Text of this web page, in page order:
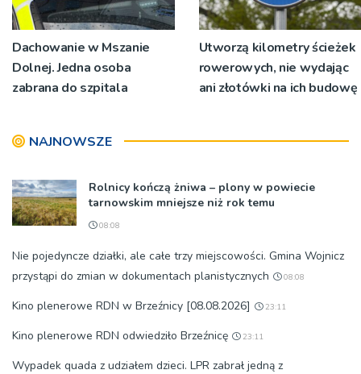
Dachowanie w Mszanie
Dolnej. Jedna osoba
zabrana do szpitala
Utworzą kilometry ścieżek
rowerowych, nie wydając
ani złotówki na ich budowę
NAJNOWSZE
Rolnicy kończą żniwa – plony w powiecie
tarnowskim mniejsze niż rok temu
08:08
Nie pojedyncze działki, ale całe trzy miejscowości. Gmina Wojnicz
przystąpi do zmian w dokumentach planistycznych
08:08
Kino plenerowe RDN w Brzeźnicy [08.08.2026] 23:11
Kino plenerowe RDN odwiedziło Brzeźnicę 23:11
Wypadek quada z udziałem dzieci. LPR zabrał jedną z